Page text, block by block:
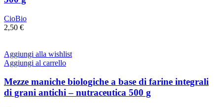
CioBio
2,50 €
Aggiungi alla wishlist
Aggiungi al carrello
Mezze maniche biologiche a base di farine integrali
di grani antichi – nutraceutica 500 g